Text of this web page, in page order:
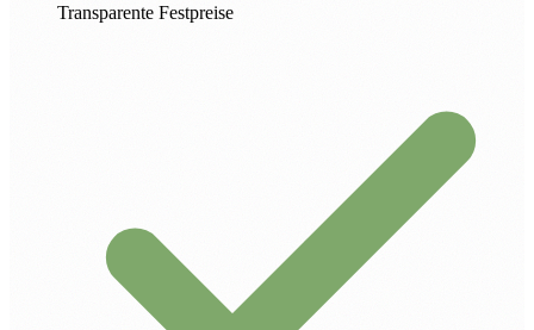
Transparente Festpreise